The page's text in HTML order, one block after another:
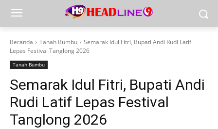
Beranda Tanah Bumbu
Semarak Idul Fitri, Bupati Andi Rudi Latif
Lepas Festival Tanglong 2026
Tanah Bumbu
Semarak Idul Fitri, Bupati Andi
Rudi Latif Lepas Festival
Tanglong 2026